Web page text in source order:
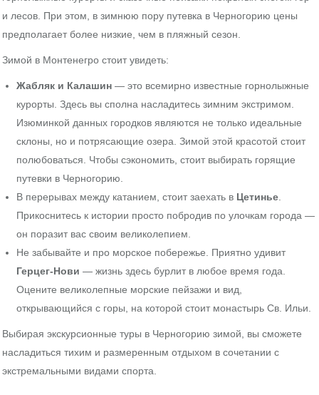
и лесов. При этом, в зимнюю пору путевка в Черногорию цены
предполагает более низкие, чем в пляжный сезон.
Зимой в Монтенегро стоит увидеть:
Жабляк и Калашин — это всемирно известные горнолыжные
курорты. Здесь вы сполна насладитесь зимним экстримом.
Изюминкой данных городков являются не только идеальные
склоны, но и потрясающие озера. Зимой этой красотой стоит
полюбоваться. Чтобы сэкономить, стоит выбирать горящие
путевки в Черногорию.
В перерывах между катанием, стоит заехать в Цетинье
Прикоснитесь к истории просто побродив по улочкам города —
он поразит вас своим великолепием.
Не забывайте и про морское побережье. Приятно удивит
Герцег-Нови — жизнь здесь бурлит в любое время года.
Оцените великолепные морские пейзажи и вид,
открывающийся с горы, на которой стоит монастырь Св. Ильи.
Выбирая экскурсионные туры в Черногорию зимой, вы сможете
насладиться тихим и размеренным отдыхом в сочетании с
экстремальными видами спорта.